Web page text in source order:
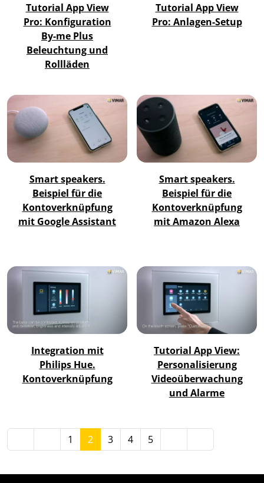
Tutorial App View
Pro: Konfiguration
By-me Plus
Beleuchtung und
Rollläden
Tutorial App View
Pro: Anlagen-Setup
Smart speakers.
Beispiel für die
Kontoverknüpfung
mit Google Assistant
Smart speakers.
Beispiel für die
Kontoverknüpfung
mit Amazon Alexa
Integration mit
Philips Hue.
Kontoverknüpfung
Tutorial App View:
Personalisierung
Videoüberwachung
und Alarme
1 2 3 4 5